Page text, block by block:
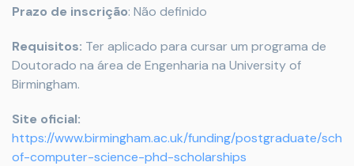
Prazo de inscrição: Não definido
Requisitos: Ter aplicado para cursar um programa de
Doutorado na área de Engenharia na University of
Birmingham.
Site oficial:
https://www.birmingham.ac.uk/funding/postgraduate/
of-computer-science-phd-scholarships